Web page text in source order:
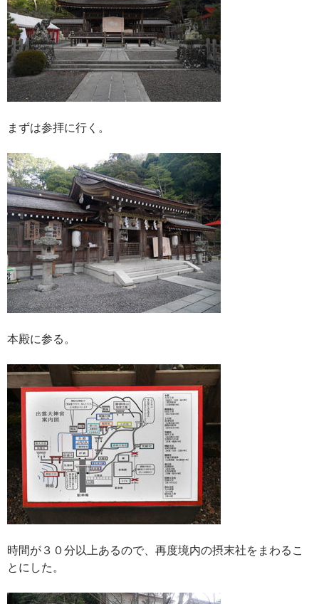
まずは参拝に行く。
本殿に参る。
時間が３０分以上あるので、再度境内の摂末社をまわるこ
とにした。